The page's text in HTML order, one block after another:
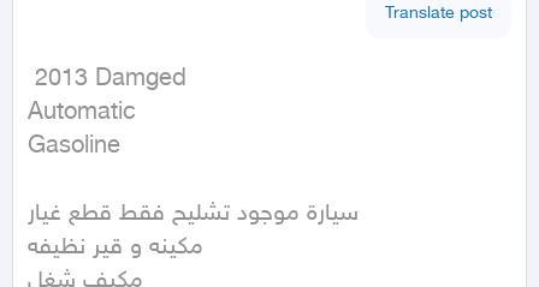
Translate post
Automatic
Gasoline
سيارة موجود تشليح فقط قطع غيار
مكينه و قير نظيفه
مكيف شغل